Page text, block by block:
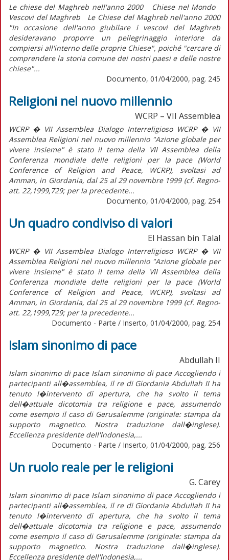
Le chiese del Maghreb nell'anno 2000 Chiese nel Mondo
Vescovi del Maghreb Le Chiese del Maghreb nell'anno 2000
"In occasione dell'anno giubilare i vescovi del Maghreb
desideravano proporre un pellegrinaggio interiore da
compiersi all'interno delle proprie Chiese", poiché "cercare di
comprendere la storia comune dei nostri paesi e delle nostre
chiese"...
Documento, 01/04/2000, pag. 245
Religioni nel nuovo millennio
WCRP – VII Assemblea
WCRP � VII Assemblea Dialogo Interreligioso WCRP � VII
Assemblea Religioni nel nuovo millennio "Azione globale per
vivere insieme" è stato il tema della VII Assemblea della
Conferenza mondiale delle religioni per la pace (World
Conference of Religion and Peace, WCRP), svoltasi ad
Amman, in Giordania, dal 25 al 29 novembre 1999 (cf. Regno-
att. 22,1999,729; per la precedente...
Documento, 01/04/2000, pag. 254
Un quadro condiviso di valori
El Hassan bin Talal
WCRP � VII Assemblea Dialogo Interreligioso WCRP � VII
Assemblea Religioni nel nuovo millennio "Azione globale per
vivere insieme" è stato il tema della VII Assemblea della
Conferenza mondiale delle religioni per la pace (World
Conference of Religion and Peace, WCRP), svoltasi ad
Amman, in Giordania, dal 25 al 29 novembre 1999 (cf. Regno-
att. 22,1999,729; per la precedente...
Documento - Parte / Inserto, 01/04/2000, pag. 254
Islam sinonimo di pace
Abdullah II
Islam sinonimo di pace Islam sinonimo di pace Accogliendo i
partecipanti all�assemblea, il re di Giordania Abdullah II ha
tenuto l�intervento di apertura, che ha svolto il tema
dell�attuale dicotomia tra religione e pace, assumendo
come esempio il caso di Gerusalemme (originale: stampa da
supporto magnetico. Nostra traduzione dall�inglese).
Eccellenza presidente dell'Indonesia,...
Documento - Parte / Inserto, 01/04/2000, pag. 256
Un ruolo reale per le religioni
G. Carey
Islam sinonimo di pace Islam sinonimo di pace Accogliendo i
partecipanti all�assemblea, il re di Giordania Abdullah II ha
tenuto l�intervento di apertura, che ha svolto il tema
dell�attuale dicotomia tra religione e pace, assumendo
come esempio il caso di Gerusalemme (originale: stampa da
supporto magnetico. Nostra traduzione dall�inglese).
Eccellenza presidente dell'Indonesia,...